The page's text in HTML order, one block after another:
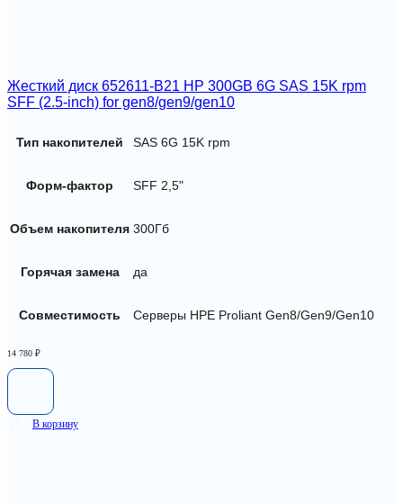
Жесткий диск 652611-B21 HP 300GB 6G SAS 15K rpm
SFF (2.5-inch) for gen8/gen9/gen10
Тип накопителей SAS 6G 15K rpm
Форм-фактор SFF 2,5"
Объем накопителя 300Гб
Горячая замена да
Совместимость Серверы HPE Proliant Gen8/Gen9/Gen10
14 780 ₽
В корзину